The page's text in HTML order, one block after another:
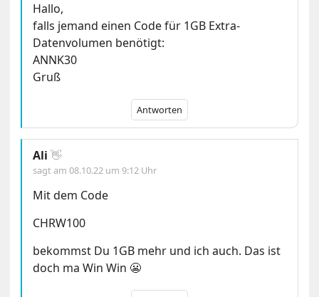
Hallo,
falls jemand einen Code für 1GB Extra-
Datenvolumen benötigt:
ANNK30
Gruß
Antworten
Ali 👋
sagt am08.10.22 um 9:12 Uhr
Mit dem Code
CHRW100
bekommst Du 1GB mehr und ich auch. Das ist
doch ma Win Win 😬